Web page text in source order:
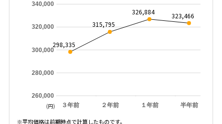
３年前 ２年前 １年前 半年前
260,000
280,000
300,000
320,000
340,000
298,335
315,795
326,884 323,466
(円)
※平均価格は前期時点で計算したものです。